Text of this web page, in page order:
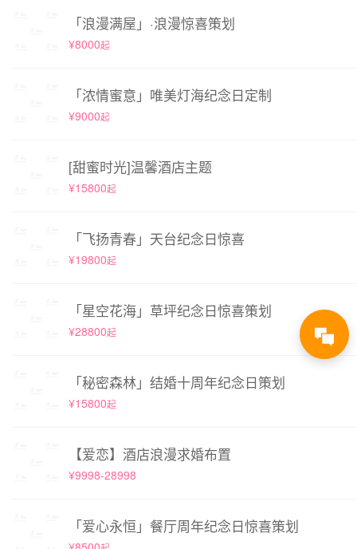
「浪漫满屋」·浪漫惊喜策划
¥8000起
「浓情蜜意」唯美灯海纪念日定制
¥9000起
[甜蜜时光]温馨酒店主题
¥15800起
「飞扬青春」天台纪念日惊喜
¥19800起
「星空花海」草坪纪念日惊喜策划
¥28800起
「秘密森林」结婚十周年纪念日策划
¥15800起
【爱恋】酒店浪漫求婚布置
¥9998-28998
「爱心永恒」餐厅周年纪念日惊喜策划